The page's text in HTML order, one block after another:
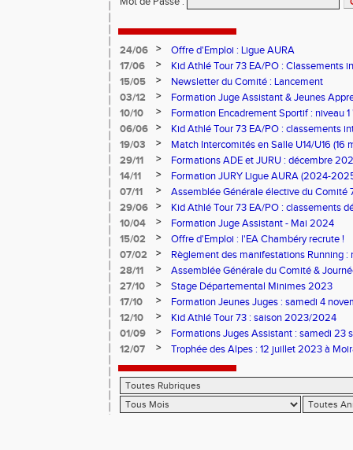
24/06 >
Offre d'Emploi : Ligue AURA
17/06
>
Kid Athlé Tour 73 EA/PO : Classements
15/05
>
Newsletter du Comité : Lancement
03/12
>
Formation Juge Assistant & Jeunes
Aix-les-Bains
10/10 >
Formation Encadrement Sportif : niveau
2025 à Pontcharra)
06/06 >
Kid Athlé Tour 73 EA/PO : classements
19/03
>
Match Intercomités en Salle U14/U16 (16
29/11
>
Formations ADE et JURU : décembre
14/11
>
Formation JURY Ligue AURA (2024-
07/11
>
Assemblée Générale élective du Comité
29/06
>
Kid Athlé Tour 73 EA/PO : classements
10/04
>
Formation Juge Assistant - Mai 2024
15/02
>
Offre d'Emploi : l'EA Chambéry recrute !
07/02
>
Règlement des manifestations Running :
28/11
>
Assemblée Générale du Comité &
27/10
>
Stage Départemental Minimes 2023
17/10
>
Formation Jeunes Juges : samedi 4
12/10
>
Kid Athlé Tour 73 : saison 2023/2024
01/09
>
Formations Juges Assistant : samedi 23
12/07
> Trophée des Alpes : 12 juillet 2023 à